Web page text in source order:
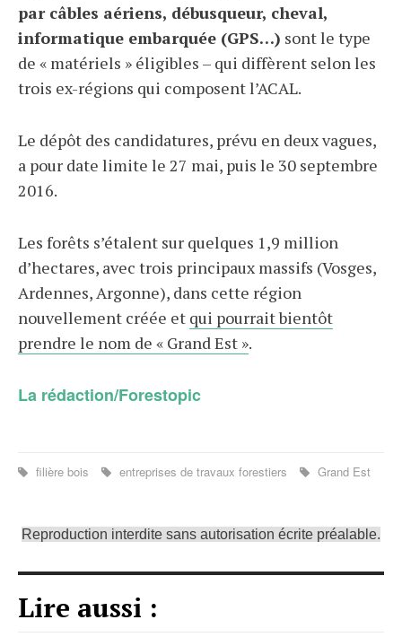
par câbles aériens, débusqueur, cheval,
informatique embarquée (GPS…) sont le type
de « matériels » éligibles – qui diffèrent selon les
trois ex-régions qui composent l’ACAL.
Le dépôt des candidatures, prévu en deux vagues,
a pour date limite le 27 mai, puis le 30 septembre
2016.
Les forêts s’étalent sur quelques 1,9 million
d’hectares, avec trois principaux massifs (Vosges,
Ardennes, Argonne), dans cette région
nouvellement créée et qui pourrait bientôt
prendre le nom de « Grand Est ».
La rédaction/Forestopic
filière bois entreprises de travaux forestiers Grand Est
Reproduction interdite sans autorisation écrite préalable.
Lire aussi :